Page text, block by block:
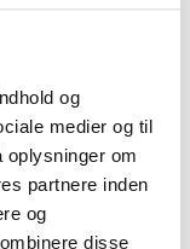
og
medier og til
om
partnere inden
og
disse